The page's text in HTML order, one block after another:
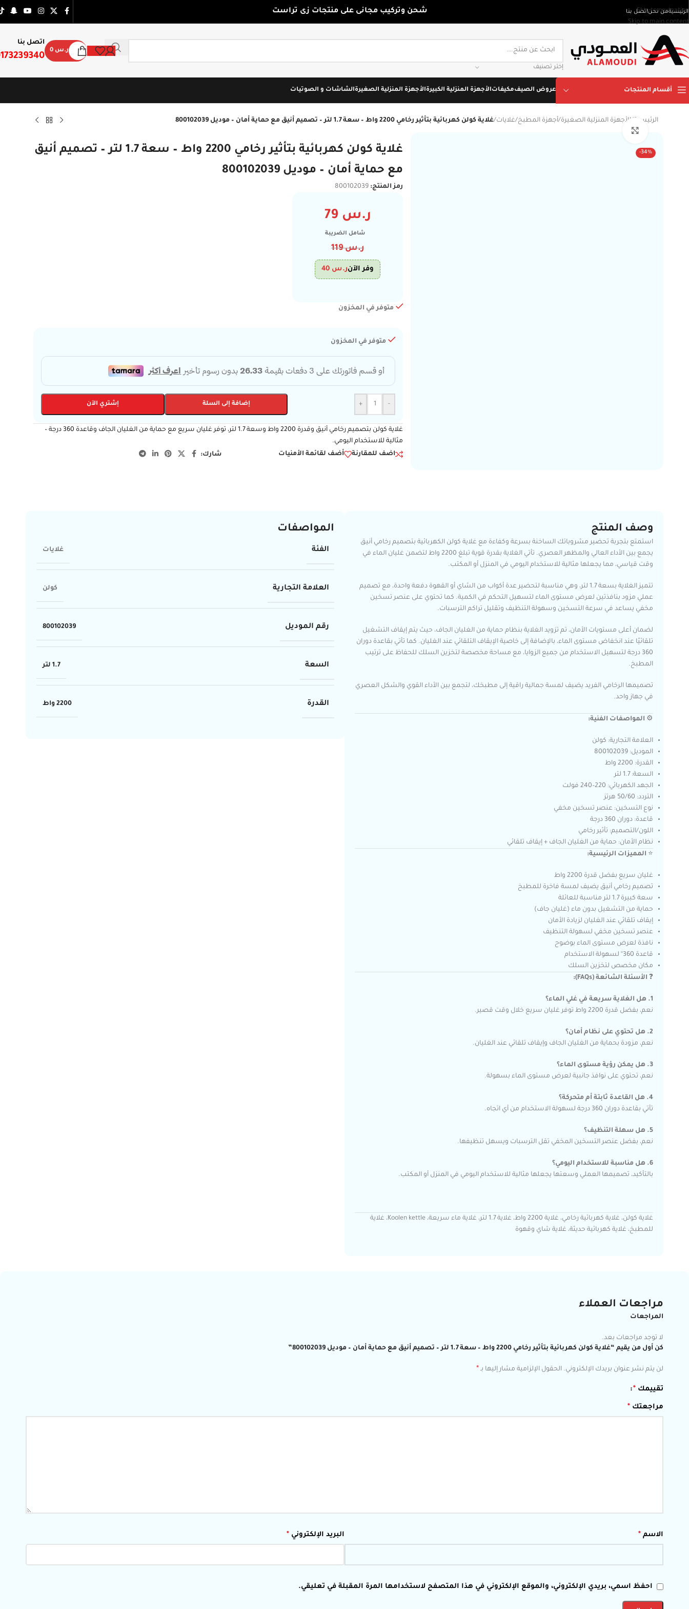
Skip to navigation
Skip to main content
الرئيسيةمن نحناتصل بنا شحن وتركيب مجانى على منتجات زى تراست
إختر تصنيف
ر.س
اتصل بنا
أقسام المنتجات عروض الصيفمكيفاتالأجهزة المنزلية الكبيرةالأجهزة المنزلية الصغيرةالشاشات و الصوتيات
الرئيسية / الأجهزة المنزلية الصغيرة/أجهزة المطبخ/غلايات/غلاية كولن كهربائية بتأثير رخامي 2200 واط – سعة 1.7 لتر – تصميم أنيق مع حماية أمان – موديل 800102039
-34%
غلاية كولن كهربائية بتأثير رخامي 2200 واط – سعة 1.7 لتر – تصميم أنيق
مع حماية أمان – موديل 800102039
رمز المنتج: 800102039
ر.س
شامل الضريبة
ر.س119
وفر الآنر.س
متوفر في المخزون
متوفر في المخزون
-
+ إضافة إلى السلة إشتري الآن
غلاية كولن بتصميم رخامي أنيق وقدرة 2200 واط وسعة 1.7 لتر، توفر غليان سريع مع حماية من الغليان الجاف وقاعدة 360 درجة –
مثالية للاستخدام اليومي.
اضف للمقارنة
أضف لقائمة الأمنيات شارك:
وصف المنتج
استمتع بتجربة تحضير مشروباتك الساخنة بسرعة وكفاءة مع غلاية كولن الكهربائية بتصميم رخامي أنيق
يجمع بين الأداء العالي والمظهر العصري. تأتي الغلاية بقدرة قوية تبلغ 2200 واط لتضمن غليان الماء في
وقت قياسي، مما يجعلها مثالية للاستخدام اليومي في المنزل أو المكتب.
تتميز الغلاية بسعة 1.7 لتر، وهي مناسبة لتحضير عدة أكواب من الشاي أو القهوة دفعة واحدة، مع تصميم
عملي مزود بنافذتين لعرض مستوى الماء لتسهيل التحكم في الكمية. كما تحتوي على عنصر تسخين
مخفي يساعد في سرعة التسخين وسهولة التنظيف وتقليل تراكم الترسبات.
لضمان أعلى مستويات الأمان، تم تزويد الغلاية بنظام حماية من الغليان الجاف، حيث يتم إيقاف التشغيل
تلقائيًا عند انخفاض مستوى الماء، بالإضافة إلى خاصية الإيقاف التلقائي عند الغليان. كما تأتي بقاعدة دوران
360 درجة لتسهيل الاستخدام من جميع الزوايا، مع مساحة مخصصة لتخزين السلك للحفاظ على ترتيب
المطبخ.
تصميمها الرخامي الفريد يضيف لمسة جمالية راقية إلى مطبخك، لتجمع بين الأداء القوي والشكل العصري
في جهاز واحد.
⚙️ المواصفات الفنية:
العلامة التجارية: كولن
الموديل: 800102039
القدرة: 2200 واط
السعة: 1.7 لتر
الجهد الكهربائي: 220–240 فولت
التردد: 50/60 هرتز
نوع التسخين: عنصر تسخين مخفي
قاعدة: دوران 360 درجة
اللون/التصميم: تأثير رخامي
نظام الأمان: حماية من الغليان الجاف + إيقاف تلقائي
⭐ المميزات الرئيسية:
غليان سريع بفضل قدرة 2200 واط
تصميم رخامي أنيق يضيف لمسة فاخرة للمطبخ
سعة كبيرة 1.7 لتر مناسبة للعائلة
حماية من التشغيل بدون ماء (غليان جاف)
إيقاف تلقائي عند الغليان لزيادة الأمان
عنصر تسخين مخفي لسهولة التنظيف
نافذة لعرض مستوى الماء بوضوح
قاعدة 360° لسهولة الاستخدام
مكان مخصص لتخزين السلك
❓ الأسئلة الشائعة (FAQs):
1. هل الغلاية سريعة في غلي الماء؟
نعم، بفضل قدرة 2200 واط توفر غليان سريع خلال وقت قصير.
2. هل تحتوي على نظام أمان؟
نعم، مزودة بحماية من الغليان الجاف وإيقاف تلقائي عند الغليان.
3. هل يمكن رؤية مستوى الماء؟
نعم، تحتوي على نوافذ جانبية لعرض مستوى الماء بسهولة.
4. هل القاعدة ثابتة أم متحركة؟
تأتي بقاعدة دوران 360 درجة لسهولة الاستخدام من أي اتجاه.
5. هل سهلة التنظيف؟
نعم، بفضل عنصر التسخين المخفي تقل الترسبات ويسهل تنظيفها.
6. هل مناسبة للاستخدام اليومي؟
بالتأكيد، تصميمها العملي وسعتها يجعلها مثالية للاستخدام اليومي في المنزل أو المكتب.
غلاية كولن، غلاية كهربائية رخامي، غلاية 2200 واط، غلاية 1.7 لتر، غلاية ماء سريعة، Koolen kettle، غلاية
للمطبخ، غلاية كهربائية حديثة، غلاية شاي وقهوة
المواصفات
الفئة غلايات
العلامة التجارية كولن
رقم الموديل 800102039
السعة 1.7 لتر
القدرة 2200 واط
مراجعات العملاء
المراجعات
لا توجد مراجعات بعد.
كن أول من يقيم “غلاية كولن كهربائية بتأثير رخامي 2200 واط – سعة 1.7 لتر – تصميم أنيق مع حماية أمان – موديل 800102039”
لن يتم نشر عنوان بريدك الإلكتروني. الحقول الإلزامية مشار إليها بـ *
تقييمك *
مراجعتك *
الاسم * البريد الإلكتروني *
احفظ اسمي، بريدي الإلكتروني، والموقع الإلكتروني في هذا المتصفح لاستخدامها المرة المقبلة في تعليقي.